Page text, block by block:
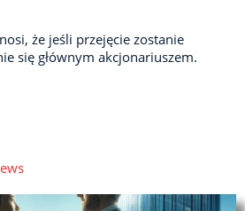
że jeśli przejęcie zostanie
się głównym akcjonariuszem.